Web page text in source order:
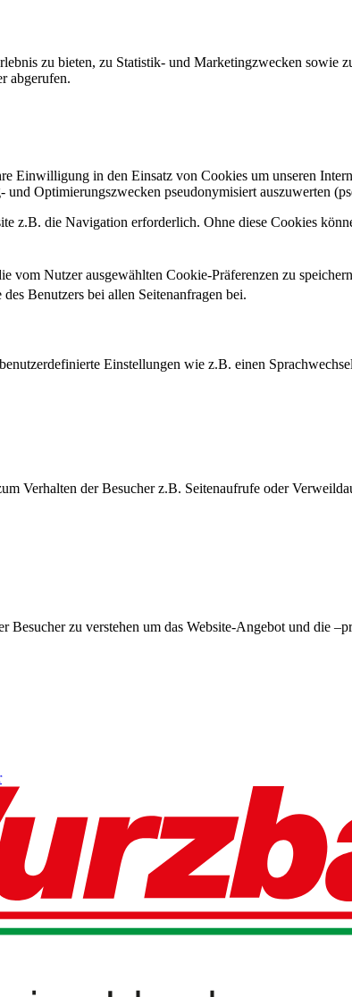
zu bieten, zu Statistik- und Marketingzwecken
abgerufen.
Einwilligung in den Einsatz von Cookies um unseren
Optimierungszwecken pseudonymisiert auszuwerten
z.B. die Navigation erforderlich. Ohne diese Cookies
vom Nutzer ausgewählten Cookie-Präferenzen zu
Benutzers bei allen Seitenanfragen bei.
Einstellungen wie z.B. einen
Verhalten der Besucher z.B. Seitenaufrufe oder
Besucher zu verstehen um das Website-Angebot und die